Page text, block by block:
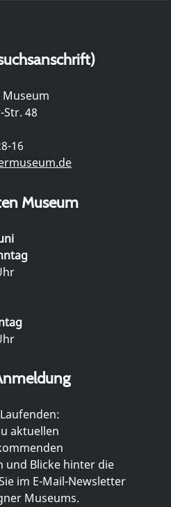
Museum
48
16
Museum
aktuellen
und Blicke hinter die
im E-Mail-Newsletter
Museums.